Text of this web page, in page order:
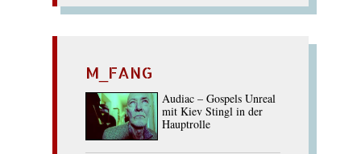
M_FANG
Audiac – Gospels Unreal
mit Kiev Stingl in der
Hauptrolle